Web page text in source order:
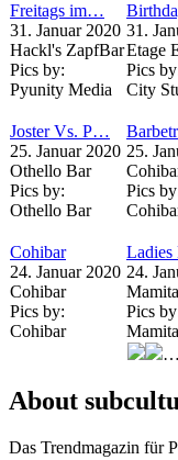
Freitags im…
31. Januar 2020
Hackl's ZapfBar
Pics by:
Pyunity Media
31.
Etage
Pics
City
Joster Vs. P…
25. Januar 2020
Othello Bar
Pics by:
Othello Bar
25.
Pics
Cohibar
24. Januar 2020
Cohibar
Pics by:
Cohibar
24.
Mamita
Pics
…
About
Das Trendmagazin für